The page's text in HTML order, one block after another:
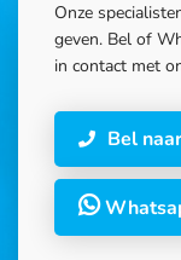
Onze
geven. Bel of
in contact met
Bel